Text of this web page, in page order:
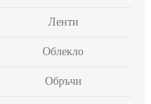
Ленти
Облекло
Обръчи